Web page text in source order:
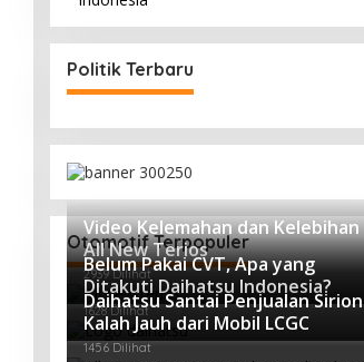
Politik Terbaru
Otomotif Terpopuler
Video Kelemahan dan Kelebihan
All New Terios
2939 Dilihat
Belum Pakai CVT, Apa yang
Ditakuti Daihatsu Indonesia?
1628 Dilihat
Daihatsu Santai Penjualan Sirion
Kalah Jauh dari Mobil LCGC
1456 Dilihat